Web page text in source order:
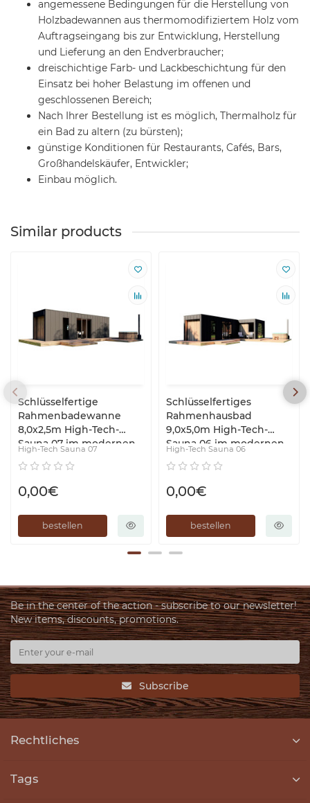
angemessene Bedingungen für die Herstellung von
Holzbadewannen aus thermomodifiziertem Holz vom
Auftragseingang bis zur Entwicklung, Herstellung
und Lieferung an den Endverbraucher;
dreischichtige Farb- und Lackbeschichtung für den
Einsatz bei hoher Belastung im offenen und
geschlossenen Bereich;
Nach Ihrer Bestellung ist es möglich, Thermalholz für
ein Bad zu altern (zu bürsten);
günstige Konditionen für Restaurants, Cafés, Bars,
Großhandelskäufer, Entwickler;
Einbau möglich.
Similar products
Schlüsselfertige
Rahmenbadewanne
8,0x2,5m High-Tech-
Sauna 07 im modernen
High-Tech-Stil vom
Hersteller ThermoWood
High-Tech Sauna 07
0,00€
bestellen
Schlüsselfertiges
Rahmenhausbad
9,0x5,0m High-Tech-
Sauna 06 im modernen
High-Tech-Stil vom
Hersteller ThermoWood
High-Tech Sauna 06
0,00€
bestellen
Be in the center of the action - subscribe to our newsletter!
New items, discounts, promotions.
Subscribe
Rechtliches
Tags